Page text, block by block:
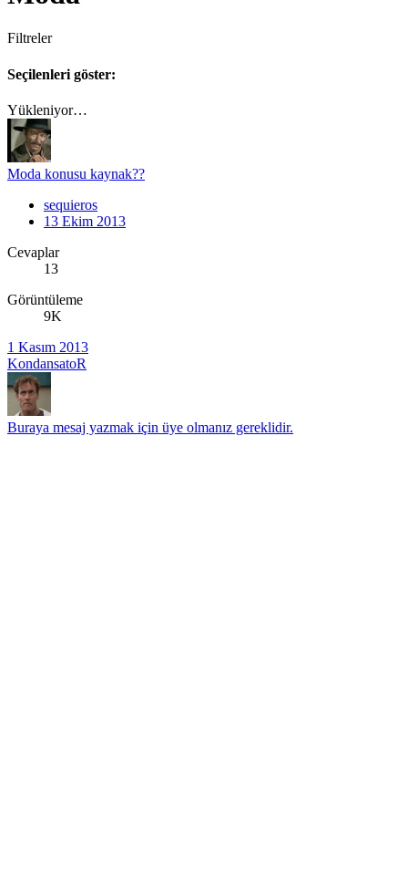
Filtreler
Seçilenleri göster:
Yükleniyor…
Moda konusu kaynak??
sequieros
13 Ekim 2013
Cevaplar
13
Görüntüleme
9K
1 Kasım 2013
KondansatoR
Buraya mesaj yazmak için üye olmanız gereklidir.